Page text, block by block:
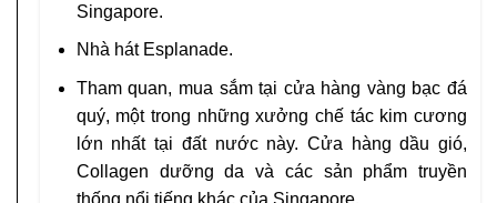
Singapore.
Nhà hát Esplanade.
Tham quan, mua sắm tại cửa hàng vàng bạc đá
quý, một trong những xưởng chế tác kim cương
lớn nhất tại đất nước này. Cửa hàng dầu gió,
Collagen dưỡng da và các sản phẩm truyền
thống nổi tiếng khác của Singapore.